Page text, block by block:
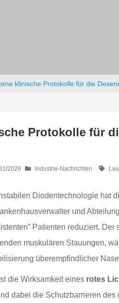
klinische Protokolle für die
Protokolle für
2026 Industrie-Nachrichten
Diodentechnologie hat
und
Patienten reduziert.
muskulären Stauungen,
überempfindlicher
die Wirksamkeit eines rotes
dabei die Schutzbarrieren